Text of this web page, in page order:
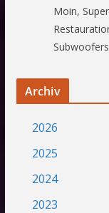
Moin,
Archiv
2026
2025
2024
2023